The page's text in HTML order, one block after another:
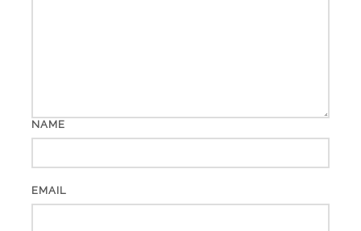
NAME
EMAIL